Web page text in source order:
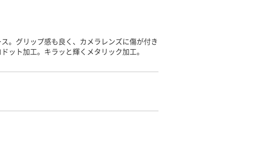
。グリップ感も良く、カメラレンズに傷が付き
ット加工。キラッと輝くメタリック加工。